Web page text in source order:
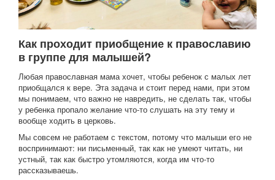
Как проходит приобщение к православию
в группе для малышей?
Любая православная мама хочет, чтобы ребенок с малых лет
приобщался к вере. Эта задача и стоит перед нами, при этом
мы понимаем, что важно не навредить, не сделать так, чтобы
у ребенка пропало желание что-то слушать на эту тему и
вообще ходить в церковь.
Мы совсем не работаем с текстом, потому что малыши его не
воспринимают: ни письменный, так как не умеют читать, ни
устный, так как быстро утомляются, когда им что-то
рассказываешь.